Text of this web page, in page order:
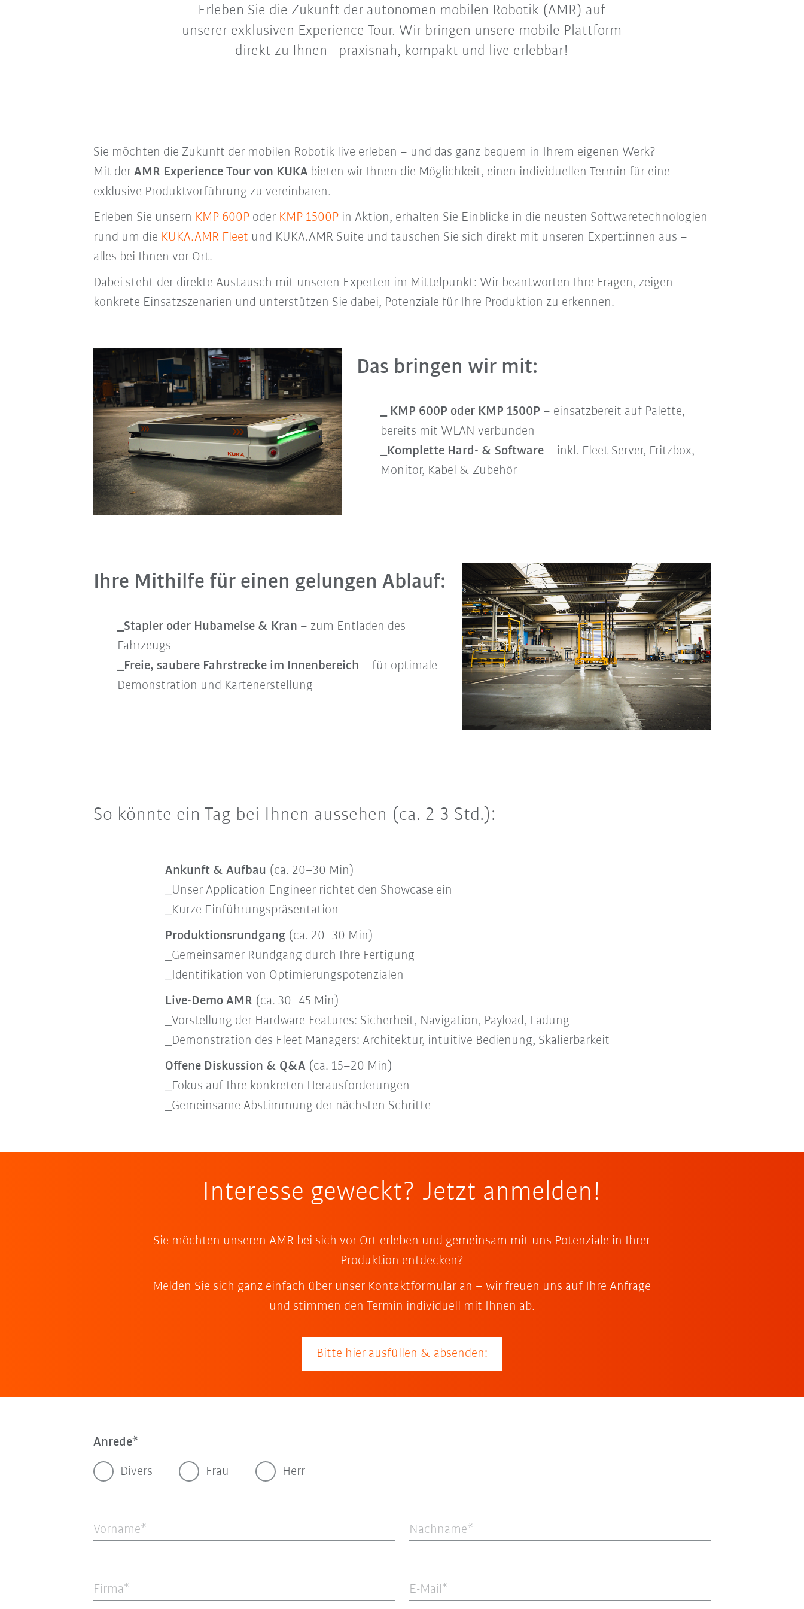
Erleben Sie die Zukunft der autonomen mobilen Robotik (AMR) auf
unserer exklusiven Experience Tour. Wir bringen unsere mobile Plattform
direkt zu Ihnen - praxisnah, kompakt und live erlebbar!
Sie möchten die Zukunft der mobilen Robotik live erleben – und das ganz bequem in Ihrem eigenen Werk?
Mit der AMR Experience Tour von KUKAbieten wir Ihnen die Möglichkeit, einen individuellen Termin für eine
exklusive Produktvorführung zu vereinbaren.
Erleben Sie unsern KMP 600Poder KMP 1500Pin Aktion, erhalten Sie Einblicke in die neusten Softwaretechnologien
rund um die KUKA.AMR Fleet und KUKA.AMR Suite und tauschen Sie sich direkt mit unseren Expert:innen aus –
alles bei Ihnen vor Ort.
Dabei steht der direkte Austausch mit unseren Experten im Mittelpunkt: Wir beantworten Ihre Fragen, zeigen
konkrete Einsatzszenarien und unterstützen Sie dabei, Potenziale für Ihre Produktion zu erkennen.
Das bringen wir mit:
_ KMP 600P oder KMP 1500P – einsatzbereit auf Palette,
bereits mit WLAN verbunden
_Komplette Hard- & Software– inkl. Fleet-Server, Fritzbox,
Monitor, Kabel & Zubehör
Ihre Mithilfe für einen gelungen Ablauf:
_Stapler oder Hubameise & Kran – zum Entladen des
Fahrzeugs
_Freie, saubere Fahrstrecke im Innenbereich – für optimale
Demonstration und Kartenerstellung
So könnte ein Tag bei Ihnen aussehen (ca. 2-3 Std.):
Ankunft & Aufbau (ca. 20–30 Min)
_Unser Application Engineer richtet den Showcase ein
_Kurze Einführungspräsentation
Produktionsrundgang (ca. 20–30 Min)
_Gemeinsamer Rundgang durch Ihre Fertigung
_Identifikation von Optimierungspotenzialen
Live-Demo AMR (ca. 30–45 Min)
_Vorstellung der Hardware-Features: Sicherheit, Navigation, Payload, Ladung
_Demonstration des Fleet Managers: Architektur, intuitive Bedienung, Skalierbarkeit
Offene Diskussion & Q&A (ca. 15–20 Min)
_Fokus auf Ihre konkreten Herausforderungen
_Gemeinsame Abstimmung der nächsten Schritte
Interesse geweckt? Jetzt anmelden!
Sie möchten unseren AMR bei sich vor Ort erleben und gemeinsam mit uns Potenziale in Ihrer
Produktion entdecken?
Melden Sie sich ganz einfach über unser Kontaktformular an – wir freuen uns auf Ihre Anfrage
und stimmen den Termin individuell mit Ihnen ab.
Bitte hier ausfüllen & absenden:
Anrede
Divers Frau Herr
Vorname Nachname
Firma E-Mail